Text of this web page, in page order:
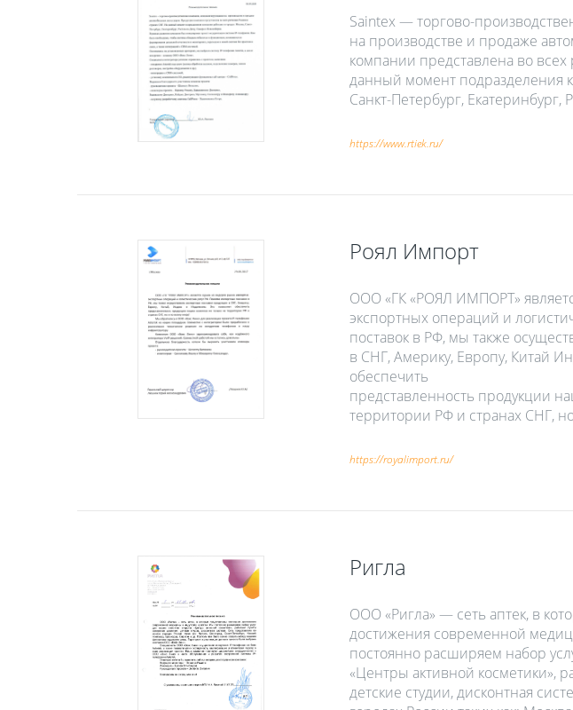
Saintex — торгово-
на производстве и продаже
компании представлена во
данный момент подразделения
Санкт-Петербург,
https://www.rtiek.ru/
Роял Импорт
ООО «ГК «РОЯЛ ИМПОРТ»
экспортных операций и
поставок в РФ, мы также
в СНГ, Америку, Европу, Китай
обеспечить
представленность продукции
территории РФ и странах СНГ,
https://royalimport.ru/
Ригла
ООО «Ригла» — сеть аптек, в
достижения современной
постоянно расширяем набор
«Центры активной косметики»,
детские студии, дисконтная